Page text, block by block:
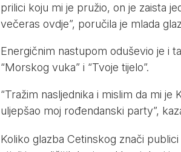
prilici koju mi je pružio, on je zaista
večeras ovdje”, poručila je mlada
Energičnim nastupom oduševio je i
“Morskog vuka” i “Tvoje tijelo”.
“Tražim nasljednika i mislim da mi
uljepšao moj rođendanski party”,
Koliko glazba Cetinskog znači